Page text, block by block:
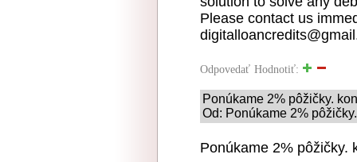
Please contact us
Odpovedať Hodnotiť:
Ponúkame 2% pôžičky.
Od: Ponúkame 2%
Ponúkame 2% pôžičky.